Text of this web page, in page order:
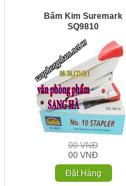
Bấm Kim Suremark
SQ9810
00 VNĐ
00 VNĐ
Đặt Hàng